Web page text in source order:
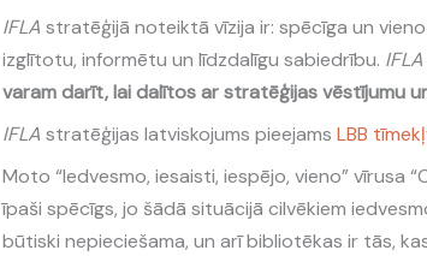
IFLA stratēģijā noteiktā vīzija ir: spēcīga un
izglītotu, informētu un līdzdalīgu sabiedrību. IFLA
varam darīt, lai dalītos ar stratēģijas vēstījumu
IFLA stratēģijas latviskojums pieejams LBB
Moto “Iedvesmo, iesaisti, iespējo, vieno” vīrusa
īpaši spēcīgs, jo šādā situācijā cilvēkiem
būtiski nepieciešama, un arī bibliotēkas ir tās,